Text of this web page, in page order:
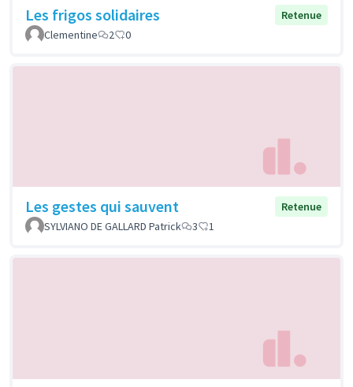
Les frigos solidaires
Retenue
Clementine
2 0
Les gestes qui sauvent
Retenue
SYLVIANO DE GALLARD Patrick
3 1